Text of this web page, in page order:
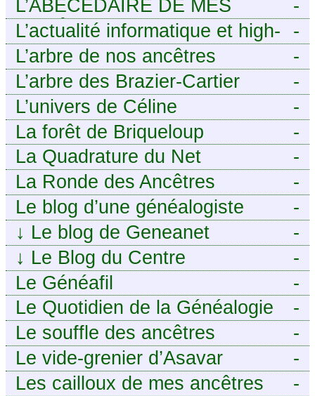
-
L’ABÉCÉDAIRE DE MES
ANCÊTRES – Tout ce que
j’aurais aimé savoir sur ma
famille mais n’ai jamais osé
demander
-
L’actualité informatique et high-
tech pour décideurs IT.
-
L’arbre de nos ancêtres
-
L’arbre des Brazier-Cartier
-
L’univers de Céline
-
La forêt de Briqueloup
-
La Quadrature du Net
-
La Ronde des Ancêtres
-
Le blog d’une généalogiste
-
↓ Le blog de Geneanet
-
↓ Le Blog du Centre
Généalogique de Touraine -
-
Le Généafil
-
Le Quotidien de la Généalogie
-
Le souffle des ancêtres
-
Le vide-grenier d’Asavar
-
Les cailloux de mes ancêtres